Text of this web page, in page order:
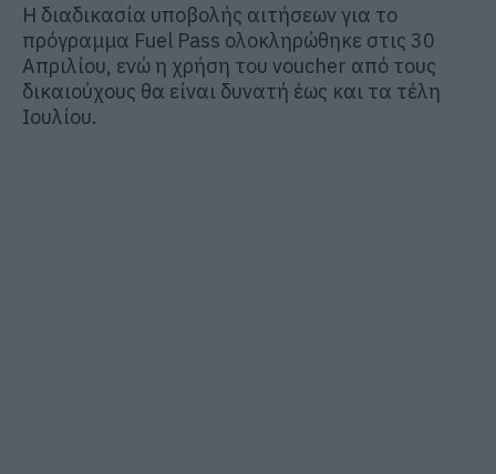
Η διαδικασία υποβολής αιτήσεων για το
πρόγραμμα Fuel Pass ολοκληρώθηκε στις 30
Απριλίου, ενώ η χρήση του voucher από τους
δικαιούχους θα είναι δυνατή έως και τα τέλη
Ιουλίου.